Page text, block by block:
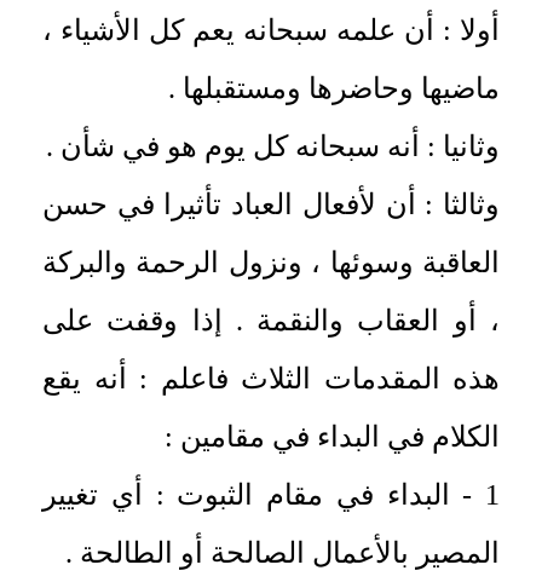
أولا : أن علمه سبحانه يعم كل الأشياء ،
ماضيها وحاضرها ومستقبلها .
وثانيا : أنه سبحانه كل يوم هو في شأن .
وثالثا : أن لأفعال العباد تأثيرا في حسن
العاقبة وسوئها ، ونزول الرحمة والبركة
، أو العقاب والنقمة . إذا وقفت على
هذه المقدمات الثلاث فاعلم : أنه يقع
الكلام في البداء في مقامين :
1 - البداء في مقام الثبوت : أي تغيير
المصير بالأعمال الصالحة أو الطالحة .